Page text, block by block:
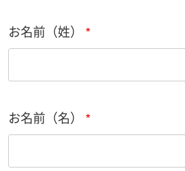
お名前（姓）
お名前（名）